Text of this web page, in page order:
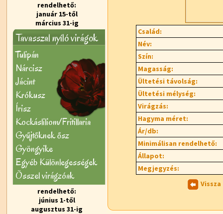
rendelhető:
január 15-től
március 31-ig
Tavasszal nyíló virágok
Tulipán
Nárcisz
Jácint
Krókusz
Írisz
Kockásliliom/Fritillaria
Gyűjtőknek ősz
Gyöngyike
Egyéb Különlegességek
Õsszel virágzóak
rendelhető:
június 1-től
augusztus 31-ig
Család:
Név:
Szín:
Magasság:
Ültetési távolság:
Ültetési mélység:
Virágzás:
Hagyma méret:
Ár/db:
Minimálisan rendelhető:
Állapot:
Megjegyzés: